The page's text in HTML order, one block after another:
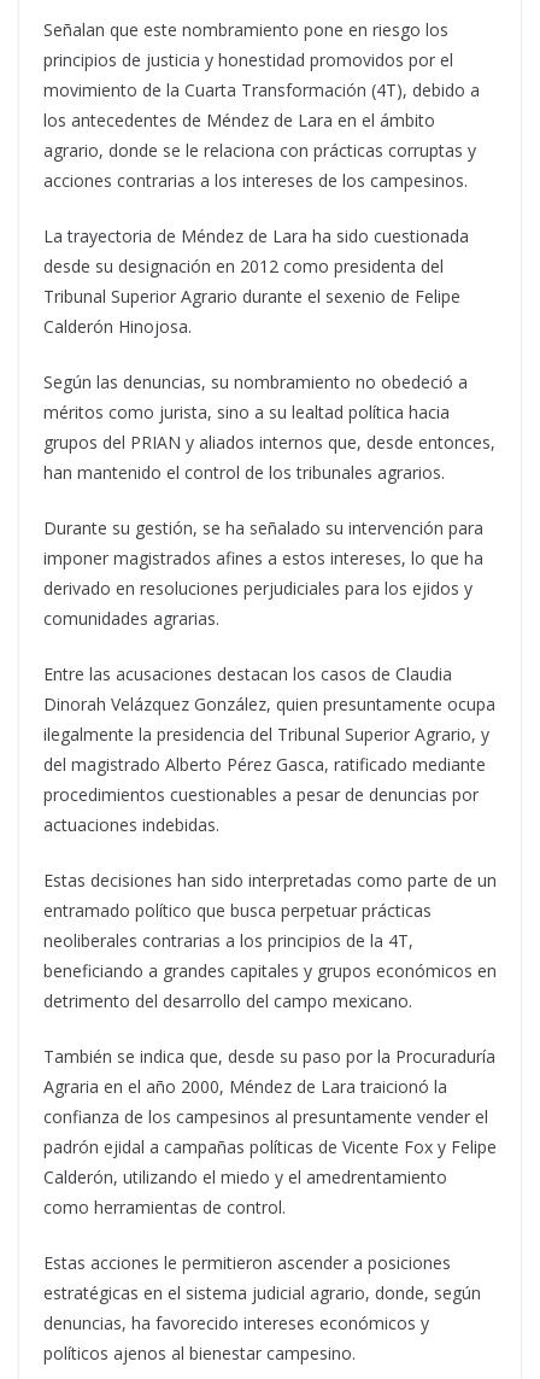
Señalan que este nombramiento pone en riesgo los
principios de justicia y honestidad promovidos por el
movimiento de la Cuarta Transformación (4T), debido a
los antecedentes de Méndez de Lara en el ámbito
agrario, donde se le relaciona con prácticas corruptas y
acciones contrarias a los intereses de los campesinos.
La trayectoria de Méndez de Lara ha sido cuestionada
desde su designación en 2012 como presidenta del
Tribunal Superior Agrario durante el sexenio de Felipe
Calderón Hinojosa.
Según las denuncias, su nombramiento no obedeció a
méritos como jurista, sino a su lealtad política hacia
grupos del PRIAN y aliados internos que, desde entonces,
han mantenido el control de los tribunales agrarios.
Durante su gestión, se ha señalado su intervención para
imponer magistrados afines a estos intereses, lo que ha
derivado en resoluciones perjudiciales para los ejidos y
comunidades agrarias.
Entre las acusaciones destacan los casos de Claudia
Dinorah Velázquez González, quien presuntamente ocupa
ilegalmente la presidencia del Tribunal Superior Agrario, y
del magistrado Alberto Pérez Gasca, ratificado mediante
procedimientos cuestionables a pesar de denuncias por
actuaciones indebidas.
Estas decisiones han sido interpretadas como parte de un
entramado político que busca perpetuar prácticas
neoliberales contrarias a los principios de la 4T,
beneficiando a grandes capitales y grupos económicos en
detrimento del desarrollo del campo mexicano.
También se indica que, desde su paso por la Procuraduría
Agraria en el año 2000, Méndez de Lara traicionó la
confianza de los campesinos al presuntamente vender el
padrón ejidal a campañas políticas de Vicente Fox y Felipe
Calderón, utilizando el miedo y el amedrentamiento
como herramientas de control.
Estas acciones le permitieron ascender a posiciones
estratégicas en el sistema judicial agrario, donde, según
denuncias, ha favorecido intereses económicos y
políticos ajenos al bienestar campesino.